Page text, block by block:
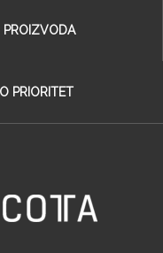
PROIZVODA
PRIORITET